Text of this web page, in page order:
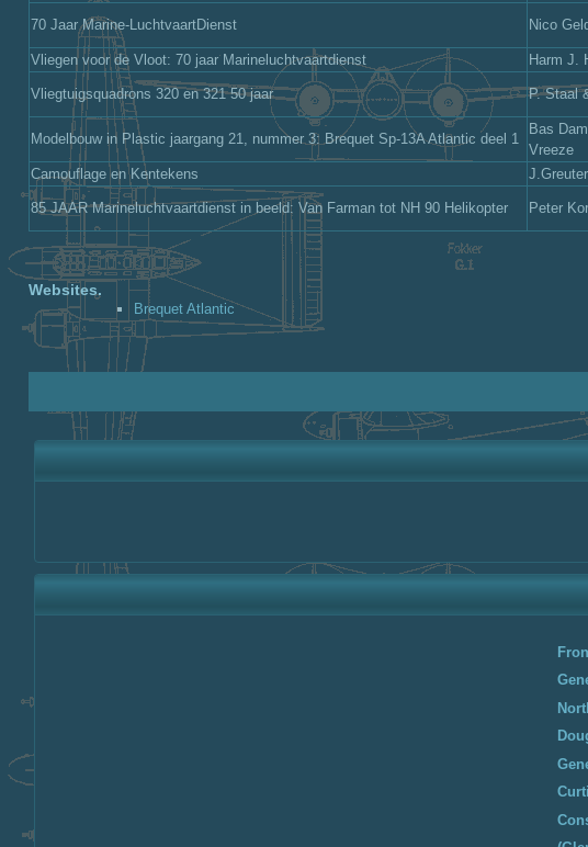
70 Jaar Marine-LuchtvaartDienst Nico
Vliegen voor de Vloot: 70 jaar Marineluchtvaartdienst Harm J.
Vliegtuigsquadrons 320 en 321 50 jaar P. Staal
Modelbouw in Plastic jaargang 21, nummer 3: Brequet Sp-13A Atlantic deel 1
Bas
Vreeze
Camouflage en Kentekens
85 JAAR Marineluchtvaartdienst in beeld: Van Farman tot NH 90 Helikopter Peter
Websites.
Brequet Atlantic